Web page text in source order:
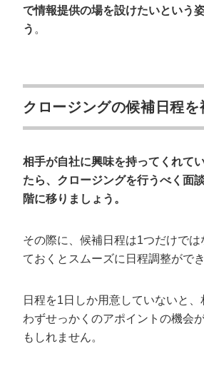
で情報提供の場を設けたいという
う 。
クロージングの候補日程を
相手が自社に興味を持ってくれて
たら、クロージングを行うべく面
階に移りましょう。
その際に、候補日程は1つだけでは
ておくとスムーズに日程調整ができ
日程を1日しか用意していないと
わずせっかくのアポイントの機会
もしれません。